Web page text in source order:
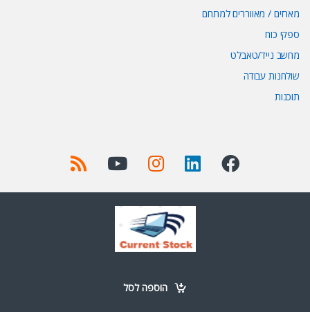
הוספה לסל
מארזים / מאווררים למתחם
ספקי כוח
מחשב נייד/טאבלט
שולחנות עבודה
תוכנות